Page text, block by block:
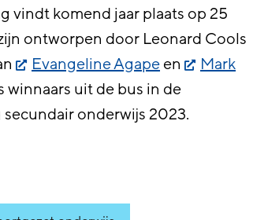
vindt komend jaar plaats op 25
ontworpen door Leonard Cools
Evangeline Agapeen
Mark
winnaars uit de bus in de
onderwijs 2023.